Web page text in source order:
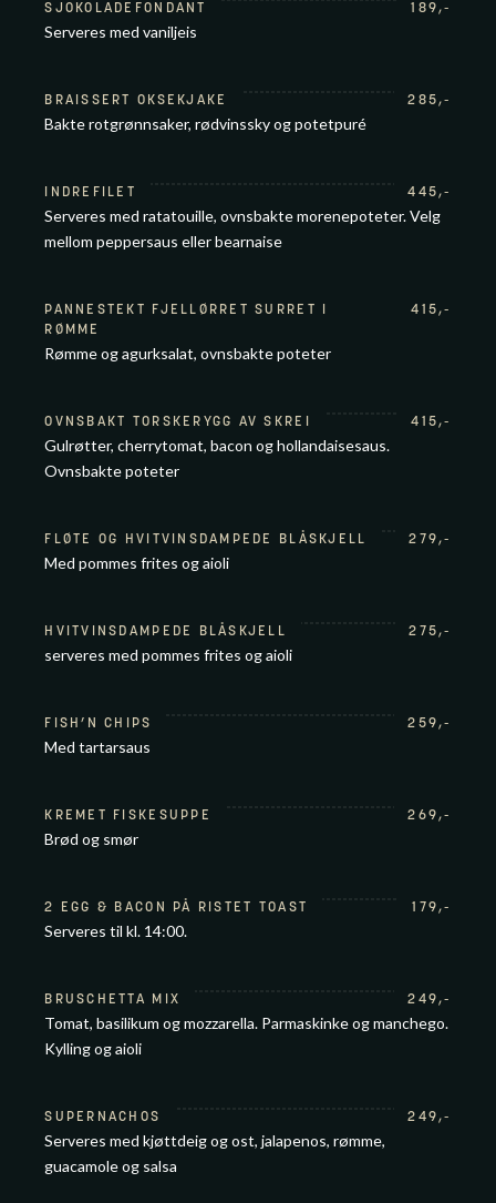
SJOKOLADEFONDANT 189,-
Serveres med vaniljeis
BRAISSERT OKSEKJAKE 285,-
Bakte rotgrønnsaker, rødvinssky og potetpuré
INDREFILET 445,-
Serveres med ratatouille, ovnsbakte morenepoteter. Velg
mellom peppersaus eller bearnaise
PANNESTEKT FJELLØRRET SURRET I
RØMME
415,-
Rømme og agurksalat, ovnsbakte poteter
OVNSBAKT TORSKERYGG AV SKREI 415,-
Gulrøtter, cherrytomat, bacon og hollandaisesaus.
Ovnsbakte poteter
FLØTE OG HVITVINSDAMPEDE BLÅSKJELL 279,-
Med pommes frites og aioli
HVITVINSDAMPEDE BLÅSKJELL 275,-
serveres med pommes frites og aioli
FISH’N CHIPS 259,-
Med tartarsaus
KREMET FISKESUPPE 269,-
Brød og smør
2 EGG & BACON PÅ RISTET TOAST 179,-
Serveres til kl. 14:00.
BRUSCHETTA MIX 249,-
Tomat, basilikum og mozzarella. Parmaskinke og manchego.
Kylling og aioli
SUPERNACHOS 249,-
Serveres med kjøttdeig og ost, jalapenos, rømme,
guacamole og salsa